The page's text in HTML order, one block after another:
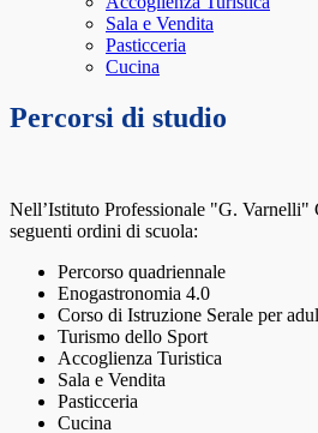
Sala e Vendita
Pasticceria
Cucina
Percorsi di studio
Nell’Istituto Professionale "G. Varnelli"
seguenti ordini di scuola:
Percorso quadriennale
Enogastronomia 4.0
Corso di Istruzione Serale per
Turismo dello Sport
Accoglienza Turistica
Sala e Vendita
Pasticceria
Cucina